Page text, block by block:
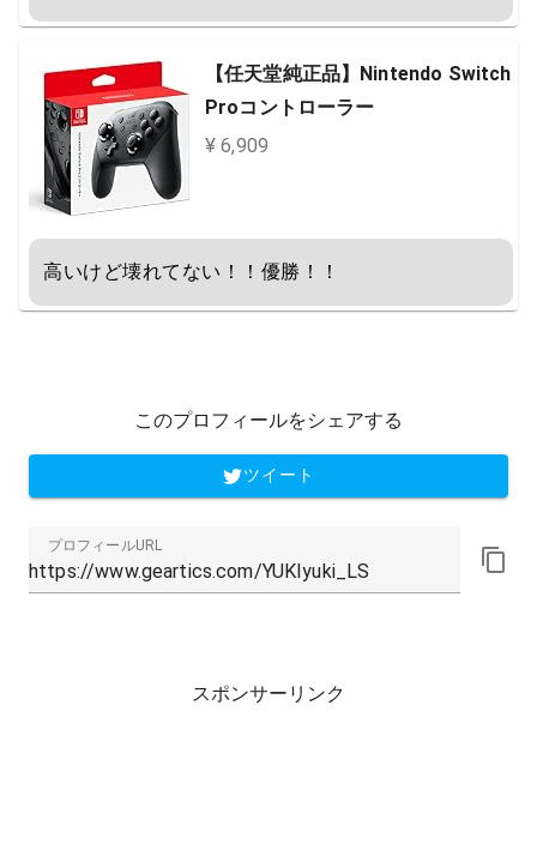
【任天堂純正品】Nintendo Switch
Proコントローラー
¥ 6,909
高いけど壊れてない！！優勝！！
このプロフィールをシェアする
ツイート
プロフィールURL
スポンサーリンク